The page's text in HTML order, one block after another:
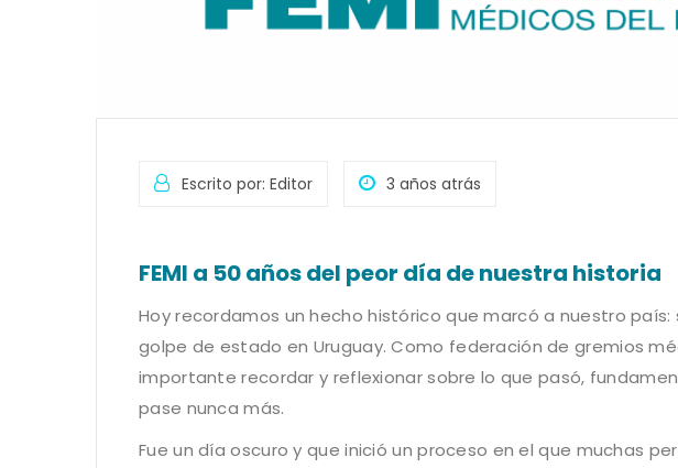
Escrito por: Editor 3 años atrás
FEMI a 50 años del peor día de nuestra historia
Hoy recordamos un hecho histórico que marcó a nuestro país:
golpe de estado en Uruguay. Como federación de gremios
importante recordar y reflexionar sobre lo que pasó,
pase nunca más.
Fue un día oscuro y que inició un proceso en el que muchas